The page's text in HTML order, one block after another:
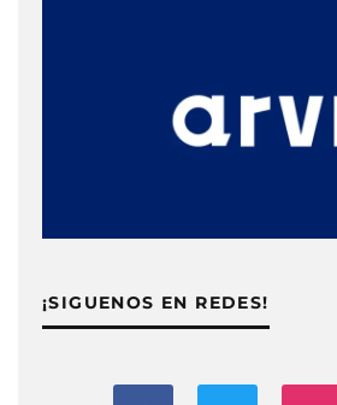
¡SIGUENOS EN REDES!